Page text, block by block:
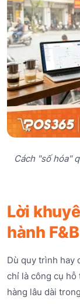
Cách "số hóa"
Lời
hành
Dù quy trình hay
chỉ là công cụ hỗ
hàng lâu dài